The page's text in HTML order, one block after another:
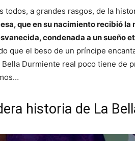
todos, a grandes rasgos, de la
que en su nacimiento recibió
condenada a un sueño
que el beso de un príncipe
Bella Durmiente real poco tiene de
historia de La